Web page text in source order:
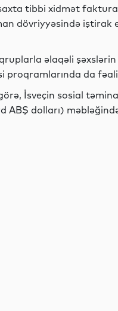
tibbi xidmət
dövriyyəsində iştirak
əlaqəli
proqramlarında da
İsveçin sosial
ABŞ dolları)